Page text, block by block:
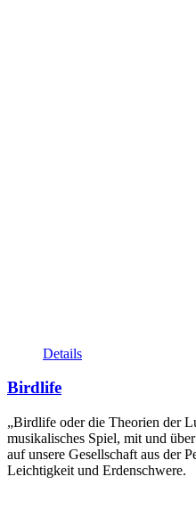
Details
Birdlife
„Birdlife oder die Theorien der
musikalisches Spiel, mit und
auf unsere Gesellschaft aus der
Leichtigkeit und Erdenschwere.